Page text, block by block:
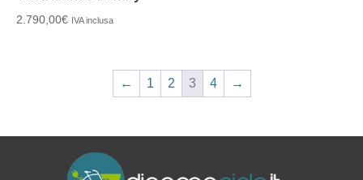
2.790,00€ IVA inclusa
← 1 2 3 4 →